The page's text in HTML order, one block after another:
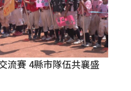
流賽 4縣市隊伍共襄盛